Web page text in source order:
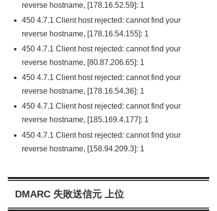
reverse hostname, [178.16.52.59]: 1
450 4.7.1 Client host rejected: cannot find your
reverse hostname, [178.16.54.155]: 1
450 4.7.1 Client host rejected: cannot find your
reverse hostname, [80.87.206.65]: 1
450 4.7.1 Client host rejected: cannot find your
reverse hostname, [178.16.54.36]: 1
450 4.7.1 Client host rejected: cannot find your
reverse hostname, [185.169.4.177]: 1
450 4.7.1 Client host rejected: cannot find your
reverse hostname, [158.94.209.3]: 1
DMARC 失敗送信元 上位